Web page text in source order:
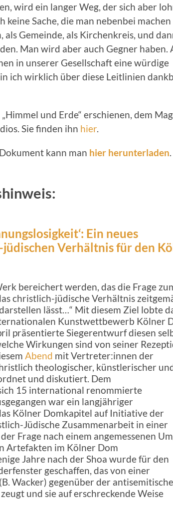
wird ein langer Weg, der sich aber
Sache, die man nebenbei machen
als Gemeinde, als Kirchenkreis, und
Man wird aber auch Gegner haben.
in unserer Gesellschaft eine würdige
ich wirklich über diese Leitlinien
und Erde“ erschienen, dem
Sie finden ihn hier.
kann man hier herunterladen.
Ein neues
Verhältnis für den
bereichert werden, das die Frage
christlich-jüdische Verhältnis
lässt…“ Mit diesem Ziel lobte
Kunstwettbewerb Kölner
präsentierte Siegerentwurf diesen
Wirkungen sind von seiner
Abend mit Vertreter:innen der
theologischer, künstlerischer
und diskutiert. Dem
15 international renommierte
war ein langjähriger
Kölner Domkapitel auf Initiative der
Jüdische Zusammenarbeit in einer
Frage nach einem angemessenen
Artefakten im Kölner Dom
Jahre nach der Shoa wurde für den
geschaffen, das von einer
Wacker) gegenüber der
und sie auf erschreckende Weise